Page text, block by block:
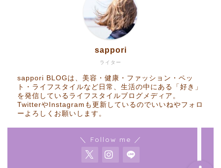
ライター
sappori
sappori BLOGは、美容・健康・ファッション・ペッ
ト・ライフスタイルなど日常、生活の中にある「好き」
を発信しているライフスタイルブログメディア。
TwitterやInstagramも更新しているのでいいねやフォロ
ーよろしくお願いします。
＼ Follow me ／
RakutenROOM
Goods